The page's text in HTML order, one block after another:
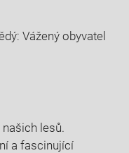
Vážený obyvatel
našich lesů.
a fascinující